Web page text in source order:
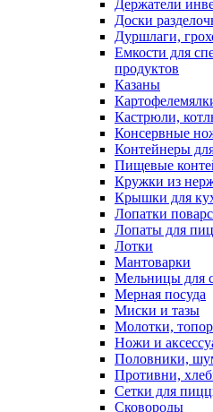
Держатели
Доски
Дуршлаги,
Емкости для
продуктов
Казаны
Кастрюли,
Консервные
Контейнеры
Пищевые
Кружки из
Крышки для
Лопатки
Лопаты для
Лотки
Мантоварки
Мельницы для
Мерная посуда
Миски и тазы
Молотки,
Ножи и
Половники,
Противни,
Сетки для
Сковороды